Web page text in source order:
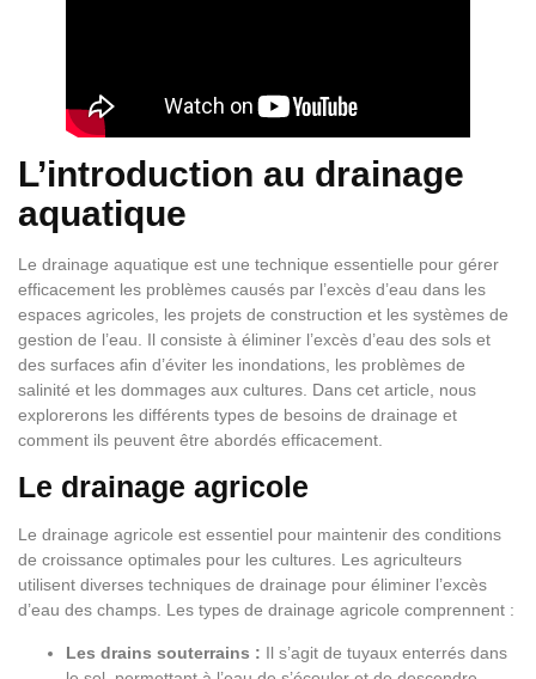
L’introduction au drainage
aquatique
Le drainage aquatique est une technique essentielle pour gérer
efficacement les problèmes causés par l’excès d’eau dans les
espaces agricoles, les projets de construction et les systèmes de
gestion de l’eau. Il consiste à éliminer l’excès d’eau des sols et
des surfaces afin d’éviter les inondations, les problèmes de
salinité et les dommages aux cultures. Dans cet article, nous
explorerons les différents types de besoins de drainage et
comment ils peuvent être abordés efficacement.
Le drainage agricole
Le drainage agricole est essentiel pour maintenir des conditions
de croissance optimales pour les cultures. Les agriculteurs
utilisent diverses techniques de drainage pour éliminer l’excès
d’eau des champs. Les types de drainage agricole comprennent :
Les drains souterrains : Il s’agit de tuyaux enterrés dans